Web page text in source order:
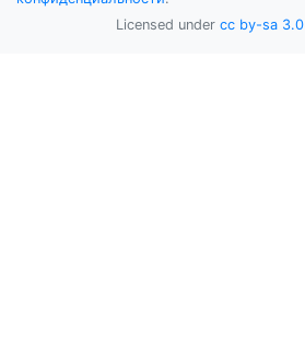
Licensed under cc by-sa 3.0